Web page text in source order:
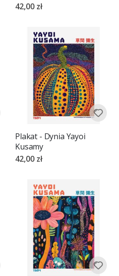
42,00 zł
Plakat - Dynia Yayoi
Kusamy
42,00 zł